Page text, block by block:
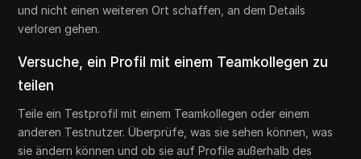
und nicht einen weiteren Ort schaffen, an dem Details
verloren gehen.
Versuche, ein Profil mit einem Teamkollegen zu
teilen
Teile ein Testprofil mit einem Teamkollegen oder einem
anderen Testnutzer. Überprüfe, was sie sehen können, was
sie ändern können und ob sie auf Profile außerhalb des